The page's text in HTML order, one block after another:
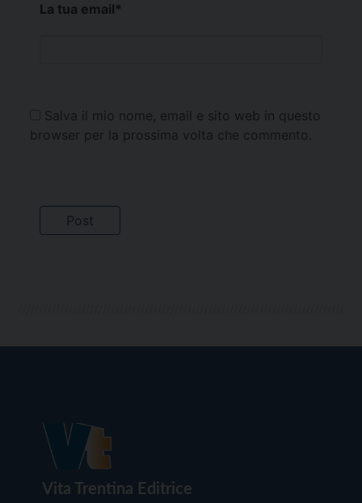
La tua email*
Salva il mio nome, email e sito web in questo
browser per la prossima volta che commento.
Vita Trentina Editrice